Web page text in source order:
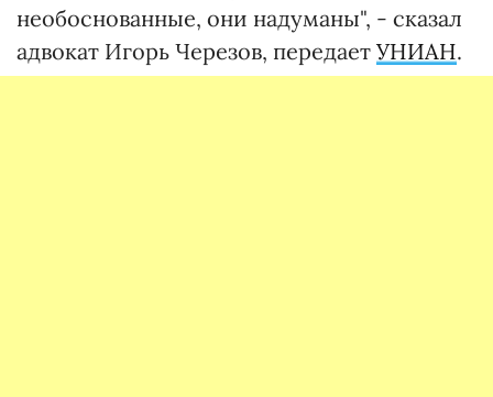
необоснованные, они надуманы", - сказал
адвокат Игорь Черезов, передает УНИАН.